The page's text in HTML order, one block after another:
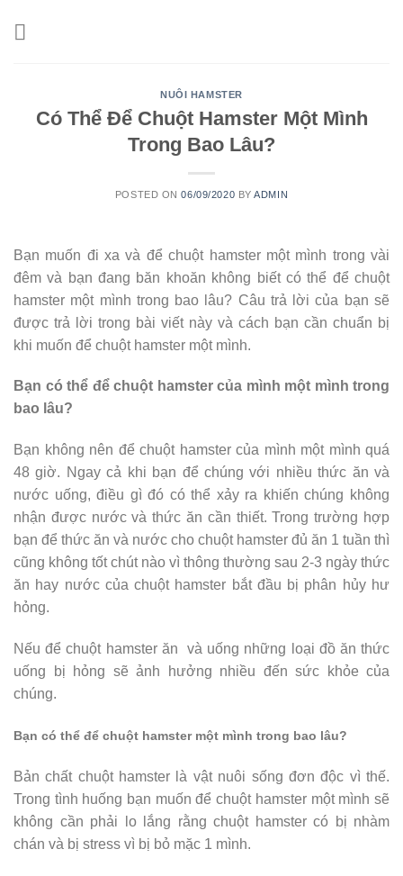
NUÔI HAMSTER
Có Thể Để Chuột Hamster Một Mình
Trong Bao Lâu?
POSTED ON06/09/2020 BYADMIN
Bạn muốn đi xa và để chuột hamster một mình trong vài
đêm và bạn đang băn khoăn không biết có thể để chuột
hamster một mình trong bao lâu? Câu trả lời của bạn sẽ
được trả lời trong bài viết này và cách bạn cần chuẩn bị
khi muốn để chuột hamster một mình.
Bạn có thể để chuột hamster của mình một mình trong
bao lâu?
Bạn không nên để chuột hamster của mình một mình quá
48 giờ. Ngay cả khi bạn để chúng với nhiều thức ăn và
nước uống, điều gì đó có thể xảy ra khiến chúng không
nhận được nước và thức ăn cần thiết. Trong trường hợp
bạn để thức ăn và nước cho chuột hamster đủ ăn 1 tuần thì
cũng không tốt chút nào vì thông thường sau 2-3 ngày thức
ăn hay nước của chuột hamster bắt đầu bị phân hủy hư
hỏng.
Nếu để chuột hamster ăn và uống những loại đồ ăn thức
uống bị hỏng sẽ ảnh hưởng nhiều đến sức khỏe của
chúng.
Bạn có thể để chuột hamster một mình trong bao lâu?
Bản chất chuột hamster là vật nuôi sống đơn độc vì thế.
Trong tình huống bạn muốn để chuột hamster một mình sẽ
không cần phải lo lắng rằng chuột hamster có bị nhàm
chán và bị stress vì bị bỏ mặc 1 mình.